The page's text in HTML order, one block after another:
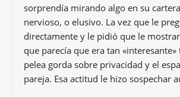
sorprendía mirando algo en su
nervioso, o elusivo. La vez que le
directamente y le pidió que le
que parecía que era tan
pelea gorda sobre privacidad y el
pareja. Esa actitud le hizo sospechar